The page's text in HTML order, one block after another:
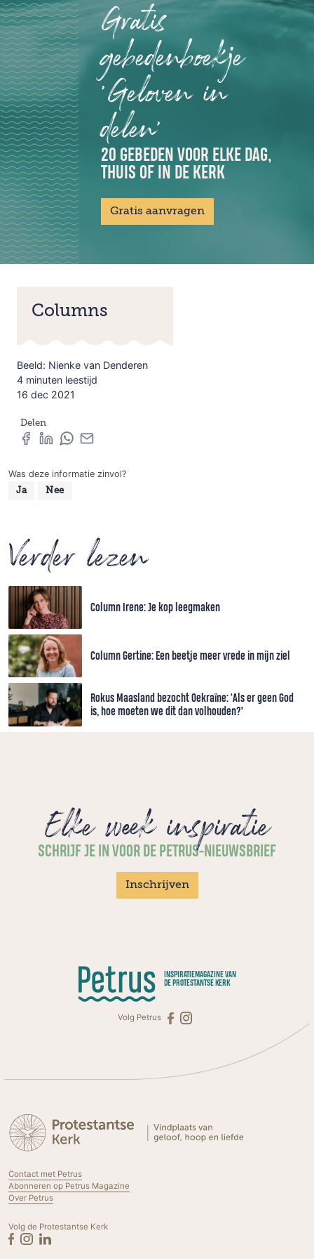
Gratis
gebedenboekje
'Geloven in
delen'
20 GEBEDEN VOOR ELKE DAG,
THUIS OF IN DE KERK
Gratis aanvragen
Columns
Beeld: Nienke van Denderen
4 minuten leestijd
16 dec 2021
Delen
Was deze informatie zinvol?
Ja Nee
Verder lezen
Column Irene: Je kop leegmaken
Column Gertine: Een beetje meer vrede in mijn ziel
Rokus Maasland bezocht Oekraïne: 'Als er geen God
is, hoe moeten we dit dan volhouden?’
Elke week inspiratie
SCHRIJF JE IN VOOR DE PETRUS-NIEUWSBRIEF
Inschrijven
INSPIRATIEMAGAZINE VAN
DE PROTESTANTSE KERK
Volg Petrus
Contact met Petrus
Abonneren op Petrus Magazine
Over Petrus
Volg de Protestantse Kerk